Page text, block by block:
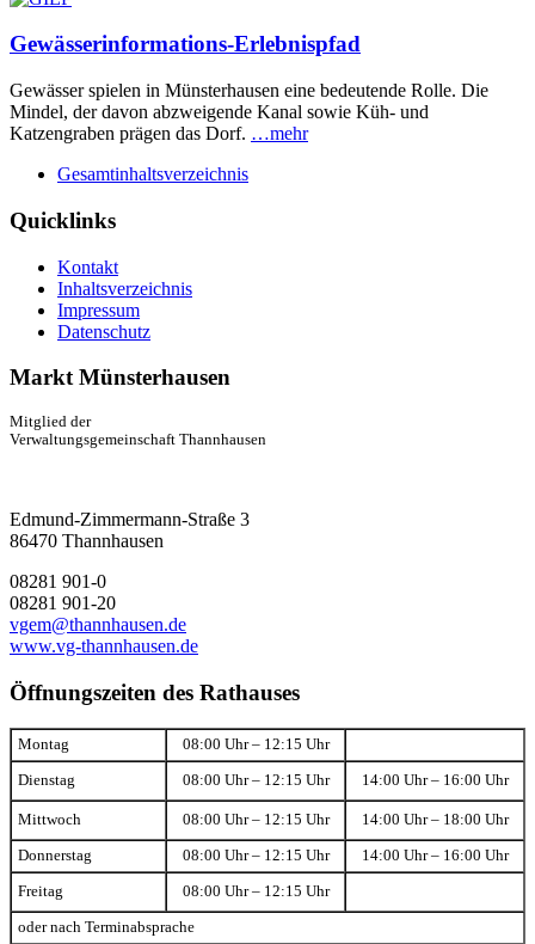
Gewässerinformations-Erlebnispfad
Gewässer spielen in Münsterhausen eine bedeutende Rolle. Die
Mindel, der davon abzweigende Kanal sowie Küh- und
Katzengraben prägen das Dorf. …mehr
Gesamtinhaltsverzeichnis
Quicklinks
Kontakt
Inhaltsverzeichnis
Impressum
Datenschutz
Markt Münsterhausen
Mitglied der
Verwaltungsgemeinschaft Thannhausen
Edmund-Zimmermann-Straße 3
86470 Thannhausen
08281 901-0
08281 901-20
vgem@thannhausen.de
www.vg-thannhausen.de
Öffnungszeiten des Rathauses
Montag 08:00 Uhr – 12:15 Uhr
Dienstag 08:00 Uhr – 12:15 Uhr 14:00 Uhr – 16:00 Uhr
Mittwoch 08:00 Uhr – 12:15 Uhr 14:00 Uhr – 18:00 Uhr
Donnerstag 08:00 Uhr – 12:15 Uhr 14:00 Uhr – 16:00 Uhr
Freitag 08:00 Uhr – 12:15 Uhr
oder nach Terminabsprache